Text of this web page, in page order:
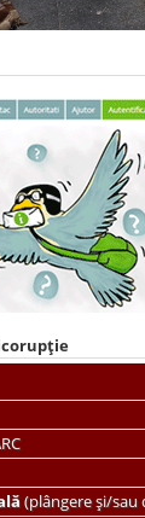
(plângere și/sau